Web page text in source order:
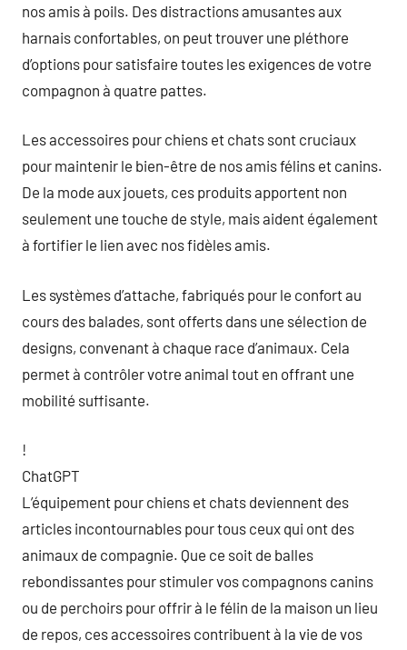
nos amis à poils. Des distractions amusantes aux
harnais confortables, on peut trouver une pléthore
d’options pour satisfaire toutes les exigences de votre
compagnon à quatre pattes.
Les accessoires pour chiens et chats sont cruciaux
pour maintenir le bien-être de nos amis félins et canins.
De la mode aux jouets, ces produits apportent non
seulement une touche de style, mais aident également
à fortifier le lien avec nos fidèles amis.
Les systèmes d’attache, fabriqués pour le confort au
cours des balades, sont offerts dans une sélection de
designs, convenant à chaque race d’animaux. Cela
permet à contrôler votre animal tout en offrant une
mobilité suffisante.
!
ChatGPT
L’équipement pour chiens et chats deviennent des
articles incontournables pour tous ceux qui ont des
animaux de compagnie. Que ce soit de balles
rebondissantes pour stimuler vos compagnons canins
ou de perchoirs pour offrir à le félin de la maison un lieu
de repos, ces accessoires contribuent à la vie de vos